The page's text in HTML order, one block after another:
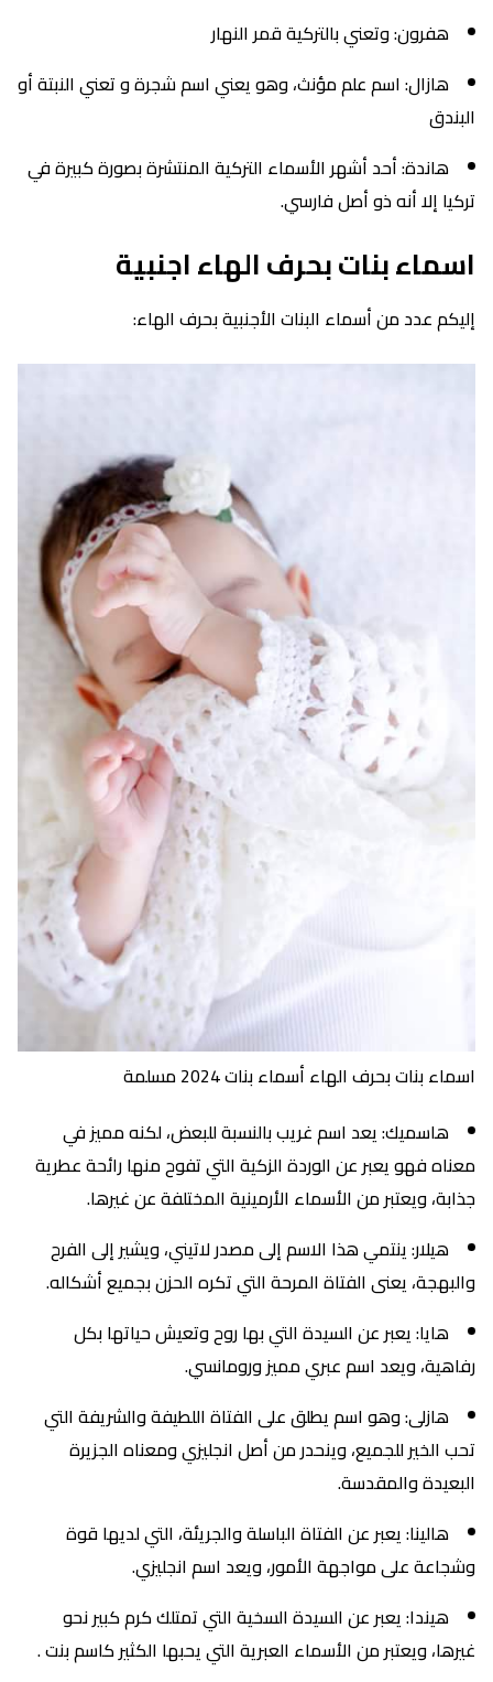
هفرون: وتعني بالتركية قمر النهار
هازال: اسم علم مؤنث، وهو يعني اسم شجرة و تعني النبتة أو
البندق
هاندة: أحد أشهر الأسماء التركية المنتشرة بصورة كبيرة في
تركيا إلا أنه ذو أصل فارسي.
اسماء بنات بحرف الهاء اجنبية
إليكم عدد من أسماء البنات الأجنبية بحرف الهاء:
اسماء بنات بحرف الهاء أسماء بنات 2024 مسلمة
هاسميك: يعد اسم غريب بالنسبة للبعض، لكنه مميز في
معناه فهو يعبر عن الوردة الزكية التي تفوح منها رائحة عطرية
جذابة، ويعتبر من الأسماء الأرمينية المختلفة عن غيرها.
هيلار: ينتمي هذا الاسم إلى مصدر لاتيني، ويشير إلى الفرح
والبهجة، يعنى الفتاة المرحة التي تكره الحزن بجميع أشكاله.
هايا: يعبر عن السيدة التي بها روح وتعيش حياتها بكل
رفاهية، ويعد اسم عبري مميز ورومانسي.
هازلى: وهو اسم يطلق على الفتاة اللطيفة والشريفة التي
تحب الخير للجميع، وينحدر من أصل انجليزي ومعناه الجزيرة
البعيدة والمقدسة.
هالينا: يعبر عن الفتاة الباسلة والجريئة، التي لديها قوة
وشجاعة على مواجهة الأمور، ويعد اسم انجليزي.
هيندا: يعبر عن السيدة السخية التي تمتلك كرم كبير نحو
غيرها، ويعتبر من الأسماء العبرية التي يحبها الكثير كاسم بنت .